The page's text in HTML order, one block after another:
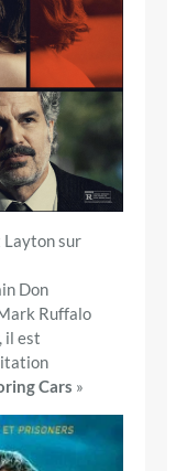
Layton sur
Don
Ruffalo
il est
Cars »